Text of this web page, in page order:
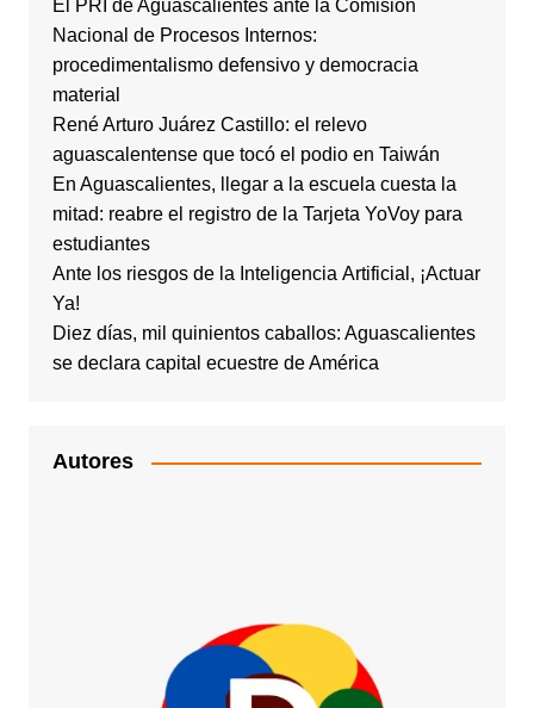
El PRI de Aguascalientes ante la Comisión
Nacional de Procesos Internos:
procedimentalismo defensivo y democracia
material
René Arturo Juárez Castillo: el relevo
aguascalentense que tocó el podio en Taiwán
En Aguascalientes, llegar a la escuela cuesta la
mitad: reabre el registro de la Tarjeta YoVoy para
estudiantes
Ante los riesgos de la Inteligencia Artificial, ¡Actuar
Ya!
Diez días, mil quinientos caballos: Aguascalientes
se declara capital ecuestre de América
Autores